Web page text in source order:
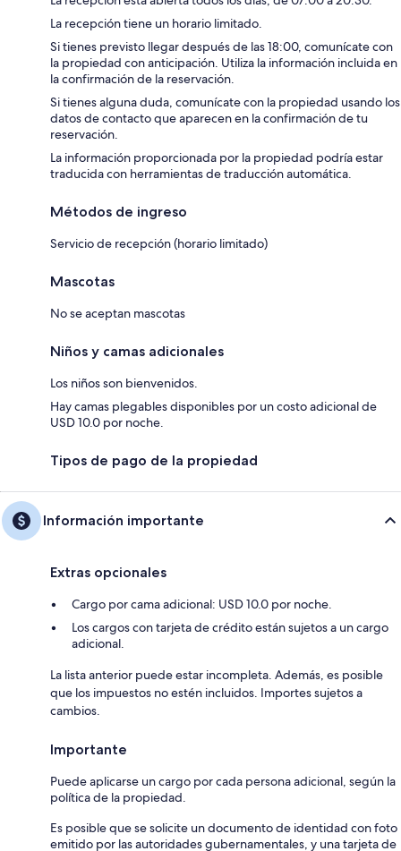
La recepción tiene un horario limitado.
Si tienes previsto llegar después de las 18:00, comunícate con
la propiedad con anticipación. Utiliza la información incluida en
la confirmación de la reservación.
Si tienes alguna duda, comunícate con la propiedad usando los
datos de contacto que aparecen en la confirmación de tu
reservación.
La información proporcionada por la propiedad podría estar
traducida con herramientas de traducción automática.
Métodos de ingreso
Servicio de recepción (horario limitado)
Mascotas
No se aceptan mascotas
Niños y camas adicionales
Los niños son bienvenidos.
Hay camas plegables disponibles por un costo adicional de
USD 10.0 por noche.
Tipos de pago de la propiedad
Información importante
Extras opcionales
Cargo por cama adicional: USD 10.0 por noche.
Los cargos con tarjeta de crédito están sujetos a un cargo
adicional.
La lista anterior puede estar incompleta. Además, es posible
que los impuestos no estén incluidos. Importes sujetos a
cambios.
Importante
Puede aplicarse un cargo por cada persona adicional, según la
política de la propiedad.
Es posible que se solicite un documento de identidad con foto
emitido por las autoridades gubernamentales, y una tarjeta de